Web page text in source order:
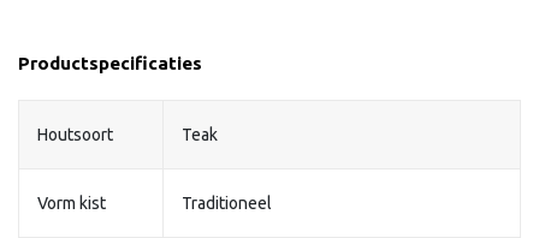
Productspecificaties
Houtsoort Teak
Vorm kist Traditioneel